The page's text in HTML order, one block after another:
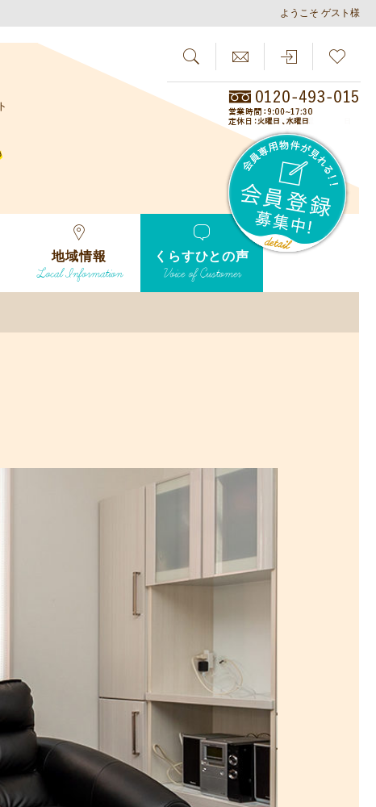
ようこそ ゲスト様
SEARCH
地域情報
Local Information
くらすひとの声
Voice of Customer